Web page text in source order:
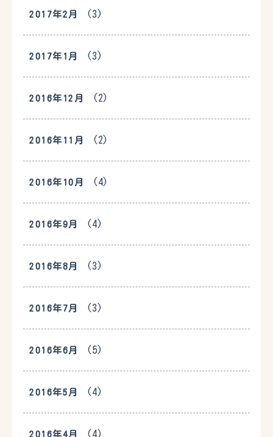
2017年2月 (3)
2017年1月 (3)
2016年12月 (2)
2016年11月 (2)
2016年10月 (4)
2016年9月 (4)
2016年8月 (3)
2016年7月 (3)
2016年6月 (5)
2016年5月 (4)
2016年4月 (4)